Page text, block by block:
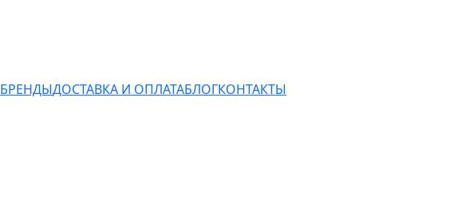
БРЕНДЫДОСТАВКА И ОПЛАТАБЛОГКОНТАКТЫ